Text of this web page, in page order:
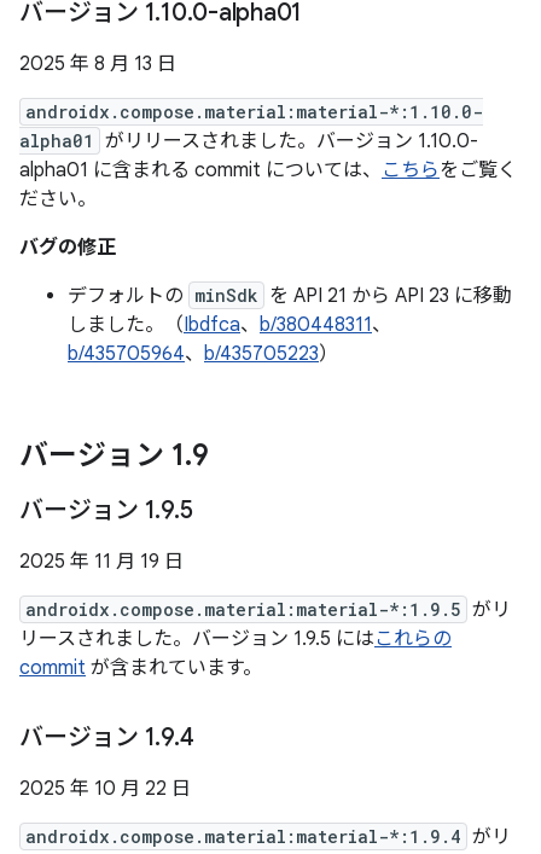
バージョン 1.10.0-alpha01
2025 年 8 月 13 日
androidx.compose.material:material-*:1.10.0-
alpha01
がリリースされました。バージョン 1.10.0-
alpha01 に含まれる commit については、 こちらをご覧く
ださい。
バグの修正
デフォルトの minSdk を API 21 から API 23 に移動
しました。（Ibdfca、 b/380448311、
b/435705964、 b/435705223）
バージョン 1.9
バージョン 1.9.5
2025 年 11 月 19 日
androidx.compose.material:material-*:1.9.5 がリ
リースされました。バージョン 1.9.5 にはこれらの
commit が含まれています。
バージョン 1.9.4
2025 年 10 月 22 日
androidx.compose.material:material-*:1.9.4 がリ